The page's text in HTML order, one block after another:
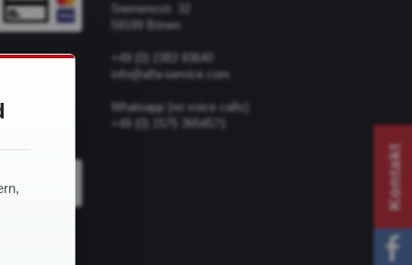
Kontakt
Siemensstr. 32
59199 Bönen
+49 (0) 2383 93640
info@alfa-service.com
Whatsapp (no voice calls):
+49 (0) 1575 3654571